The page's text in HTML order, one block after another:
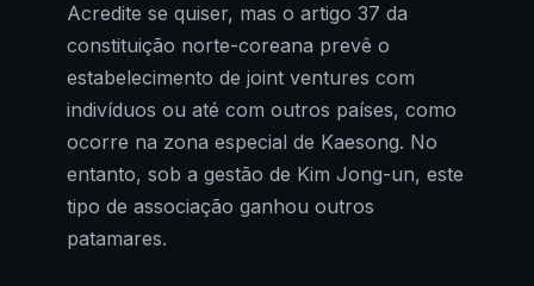
Acredite se quiser, mas o artigo 37 da
constituição norte-coreana prevê o
estabelecimento de joint ventures com
indivíduos ou até com outros países, como
ocorre na zona especial de Kaesong. No
entanto, sob a gestão de Kim Jong-un, este
tipo de associação ganhou outros
patamares.